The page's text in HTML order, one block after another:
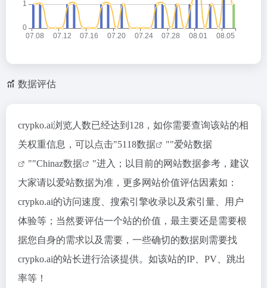
数据评估
crypko.ai浏览人数已经达到128，如你需要查询该站的相
关权重信息，可以点击"5118数据 ""爱站数据
""Chinaz数据
"进入；以目前的网站数据参考，建议
大家请以爱站数据为准，更多网站价值评估因素如：
crypko.ai的访问速度、搜索引擎收录以及索引量、用户
体验等；当然要评估一个站的价值，最主要还是需要根
据您自身的需求以及需要，一些确切的数据则需要找
crypko.ai的站长进行洽谈提供。如该站的IP、PV、跳出
率等！